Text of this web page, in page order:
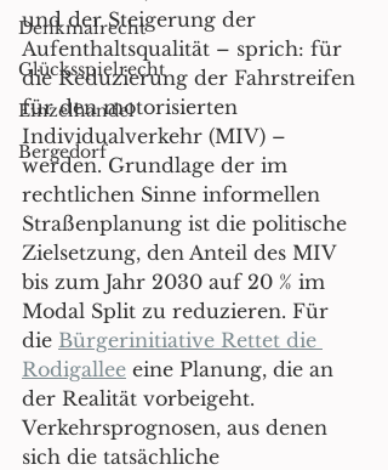
Denkmalrecht
Glücksspielrecht
Einzelhandel
Bergedorf
und der Steigerung der
Aufenthaltsqualität – sprich: für
die Reduzierung der Fahrstreifen
für den motorisierten
Individualverkehr (MIV) –
werden. Grundlage der im
rechtlichen Sinne informellen
Straßenplanung ist die politische
Zielsetzung, den Anteil des MIV
bis zum Jahr 2030 auf 20 % im
Modal Split zu reduzieren. Für
die Bürgerinitiative Rettet die
Rodigallee eine Planung, die an
der Realität vorbeigeht.
Verkehrsprognosen, aus denen
sich die tatsächliche